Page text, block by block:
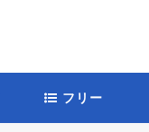
フリー